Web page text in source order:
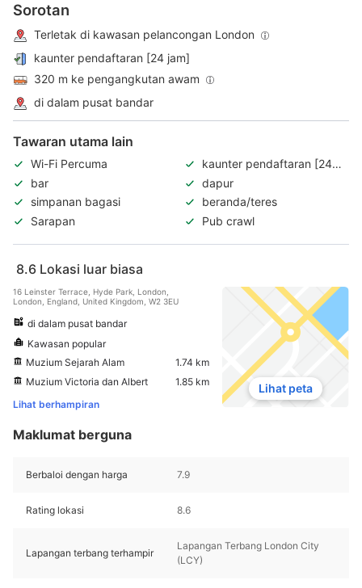
Sorotan
Terletak di kawasan pelancongan London
kaunter pendaftaran [24 jam]
320 m ke pengangkutan awam
di dalam pusat bandar
Tawaran utama lain
Wi-Fi Percuma
kaunter pendaftaran [24
jam]
bar
dapur
simpanan bagasi
beranda/teres
Sarapan
Pub crawl
8.6 Lokasi luar biasa
16 Leinster Terrace, Hyde Park, London,
London, England, United Kingdom, W2 3EU
di dalam pusat bandar
Kawasan popular
Muzium Sejarah Alam
1.74 km
Muzium Victoria dan Albert
1.85 km
Lihat berhampiran
Lihat peta
Maklumat berguna
Berbaloi dengan harga 7.9
Rating lokasi 8.6
Lapangan terbang terhampir
Lapangan Terbang London City
(LCY)